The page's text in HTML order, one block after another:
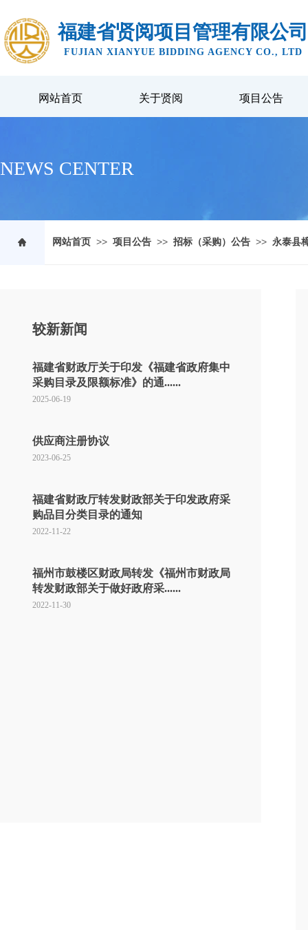
福建省贤阅项目管理有限公司
FUJIAN XIANYUE BIDDING AGENCY CO., LTD
网站首页 关于贤阅 项目公告
NEWS CENTER
网站首页 >> 项目公告 >> 招标（采购）公告 >> 永泰县
较新新闻
福建省财政厅关于印发《福建省政府集中
采购目录及限额标准》的通......
2025-06-19
供应商注册协议
2023-06-25
福建省财政厅转发财政部关于印发政府采
购品目分类目录的通知
2022-11-22
福州市鼓楼区财政局转发《福州市财政局
转发财政部关于做好政府采......
2022-11-30